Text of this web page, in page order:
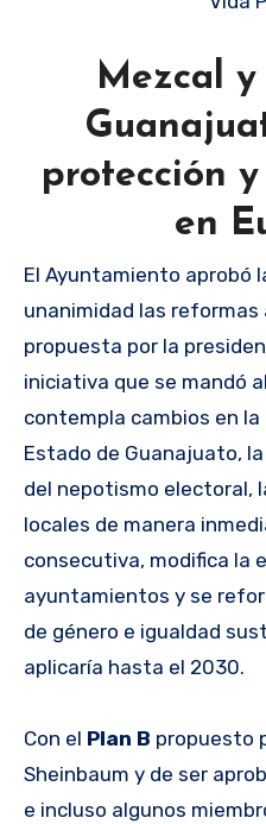
Mezcal
protección
en
El Ayuntamiento aprobó
unanimidad las reformas
propuesta por la
iniciativa que se mandó al
contempla cambios en
Estado de Guanajuato,
del nepotismo electoral,
locales de manera
consecutiva, modifica la
ayuntamientos y se
de género e igualdad
aplicaría hasta el 2030.
Con el Plan B propuesto
Sheinbaum y de ser
e incluso algunos